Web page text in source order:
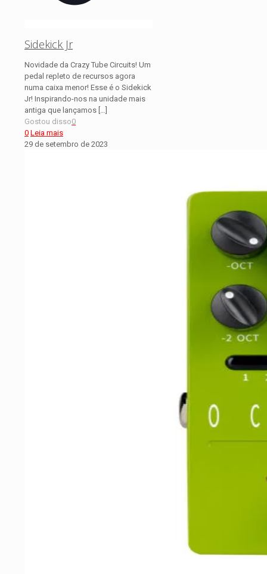
Sidekick Jr
Novidade da Crazy Tube Circuits! Um
pedal repleto de recursos agora
numa caixa menor! Esse é o Sidekick
Jr! Inspirando-nos na unidade mais
antiga que lançamos […]
Gostou disso0
0 Leia mais
29 de setembro de 2023